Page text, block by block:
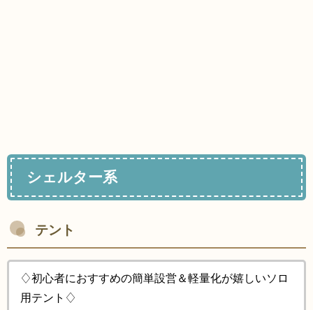
シェルター系
テント
♢初心者におすすめの簡単設営＆軽量化が嬉しいソロ
用テント♢